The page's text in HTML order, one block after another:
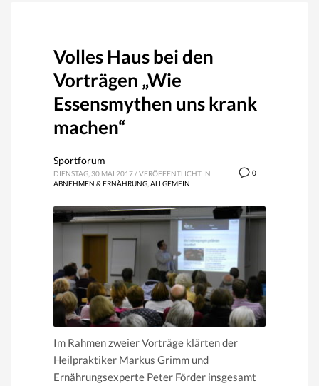
Volles Haus bei den
Vorträgen „Wie
Essensmythen uns krank
machen“
0
Sportforum
DIENSTAG, 30 MAI 2017/VERÖFFENTLICHT IN
ABNEHMEN & ERNÄHRUNG ALLGEMEIN
Im Rahmen zweier Vorträge klärten der
Heilpraktiker Markus Grimm und
Ernährungsexperte Peter Förder insgesamt